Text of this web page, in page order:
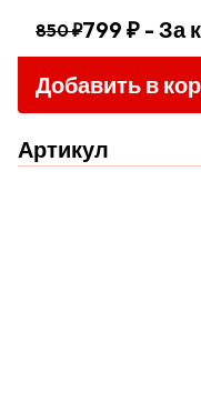
850 ₽799 ₽ - За
Добавить в
Артикул